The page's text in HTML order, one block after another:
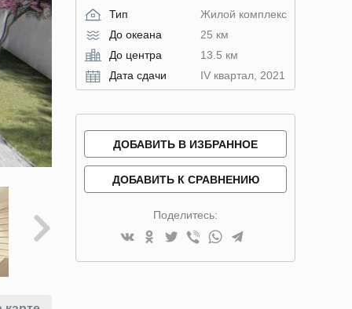
Тип
Жилой комплекс
До океана
25 км
До центра
13.5 км
Дата сдачи
IV квартал, 2021
ДОБАВИТЬ В ИЗБРАННОЕ
ДОБАВИТЬ К СРАВНЕНИЮ
Поделитесь: